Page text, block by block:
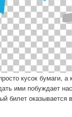
кусок
ими побуждает
билет оказывается